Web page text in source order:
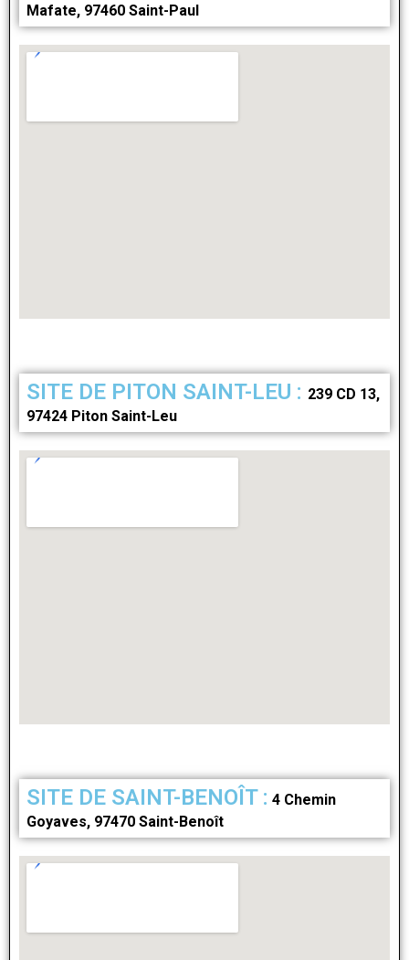
Mafate, 97460 Saint-Paul
SITE DE PITON SAINT-LEU : 239 CD 13,
97424 Piton Saint-Leu
SITE DE SAINT-BENOÎT : 4 Chemin
Goyaves, 97470 Saint-Benoît